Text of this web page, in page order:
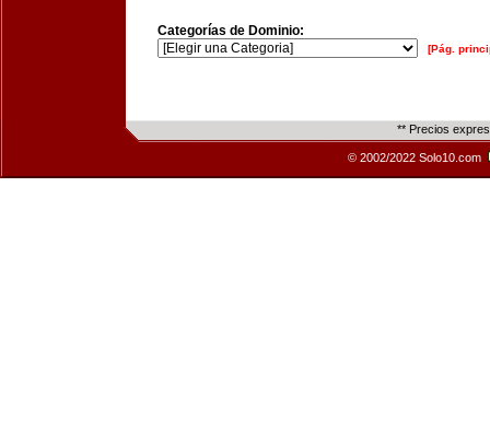
Categorías de Dominio:
[Pág.
** Precios
© 2002/2022 Solo10.com